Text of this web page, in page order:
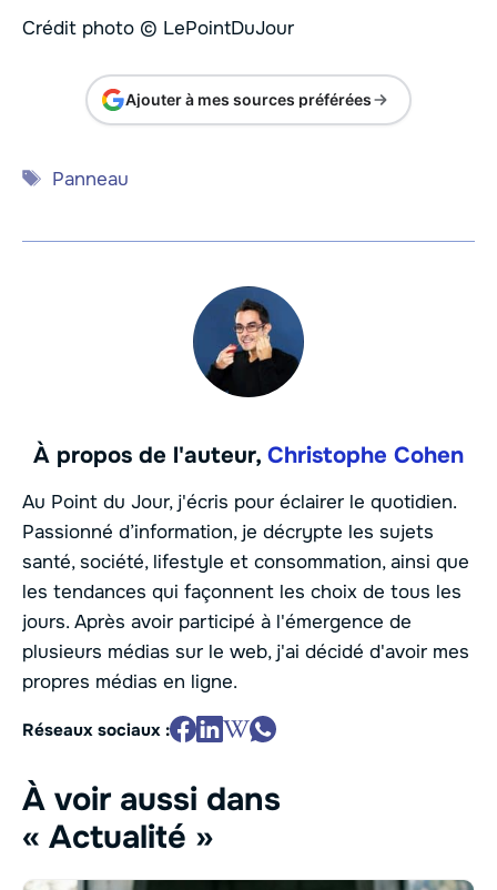
Crédit photo © LePointDuJour
Ajouter à mes sources préférées
Étiquettes
Panneau
À propos de l'auteur, Christophe Cohen
Au Point du Jour, j'écris pour éclairer le quotidien.
Passionné d’information, je décrypte les sujets
santé, société, lifestyle et consommation, ainsi que
les tendances qui façonnent les choix de tous les
jours. Après avoir participé à l'émergence de
plusieurs médias sur le web, j'ai décidé d'avoir mes
propres médias en ligne.
Réseaux sociaux :
À voir aussi dans
« Actualité »